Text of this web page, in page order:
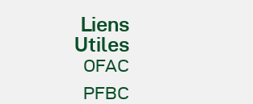
Liens
Utiles
OFAC
PFBC